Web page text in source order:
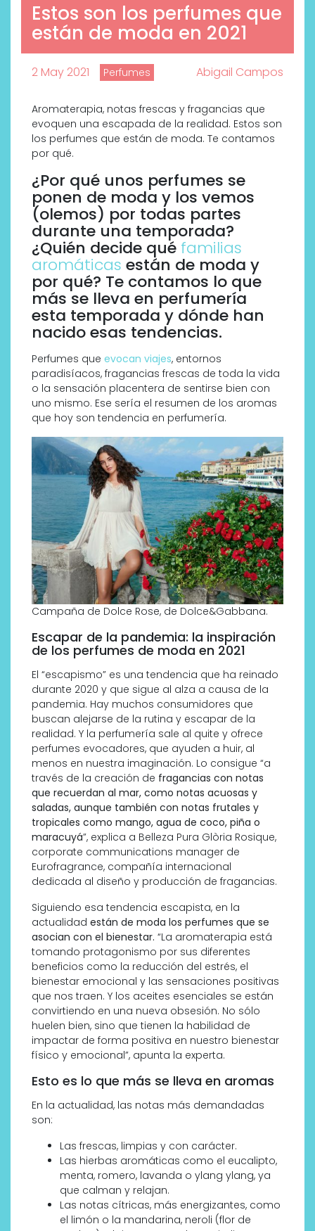
Estos son los perfumes que
están de moda en 2021
2 May 2021 Perfumes Abigail Campos
Aromaterapia, notas frescas y fragancias que
evoquen una escapada de la realidad. Estos son
los perfumes que están de moda. Te contamos
por qué.
¿Por qué unos perfumes se
ponen de moda y los vemos
(olemos) por todas partes
durante una temporada?
¿Quién decide qué familias
aromáticas están de moda y
por qué? Te contamos lo que
más se lleva en perfumería
esta temporada y dónde han
nacido esas tendencias.
Perfumes que evocan viajes, entornos
paradisíacos, fragancias frescas de toda la vida
o la sensación placentera de sentirse bien con
uno mismo. Ese sería el resumen de los aromas
que hoy son tendencia en perfumería.
Campaña de Dolce Rose, de Dolce&Gabbana.
Escapar de la pandemia: la inspiración
de los perfumes de moda en 2021
El “escapismo” es una tendencia que ha reinado
durante 2020 y que sigue al alza a causa de la
pandemia. Hay muchos consumidores que
buscan alejarse de la rutina y escapar de la
realidad. Y la perfumería sale al quite y ofrece
perfumes evocadores, que ayuden a huir, al
menos en nuestra imaginación. Lo consigue “a
través de la creación de fragancias con notas
que recuerdan al mar, como notas acuosas y
saladas, aunque también con notas frutales y
tropicales como mango, agua de coco, piña o
maracuyá”, explica a Belleza Pura Glòria Rosique,
corporate communications manager de
Eurofragrance, compañía internacional
dedicada al diseño y producción de fragancias.
Siguiendo esa tendencia escapista, en la
actualidad están de moda los perfumes que se
asocian con el bienestar. “La aromaterapia está
tomando protagonismo por sus diferentes
beneficios como la reducción del estrés, el
bienestar emocional y las sensaciones positivas
que nos traen. Y los aceites esenciales se están
convirtiendo en una nueva obsesión. No sólo
huelen bien, sino que tienen la habilidad de
impactar de forma positiva en nuestro bienestar
físico y emocional”, apunta la experta.
Esto es lo que más se lleva en aromas
En la actualidad, las notas más demandadas
son:
Las frescas, limpias y con carácter.
Las hierbas aromáticas como el eucalipto,
menta, romero, lavanda o ylang ylang, ya
que calman y relajan.
Las notas cítricas, más energizantes, como
el limón o la mandarina, neroli (flor de